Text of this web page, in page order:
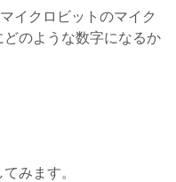
イクロビットのマイク
のような数字になるか
みます。